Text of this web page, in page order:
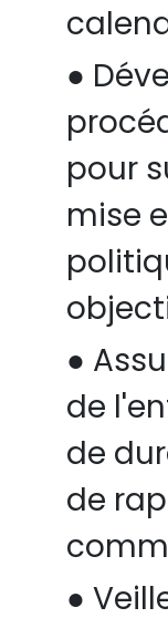
●
pour
mise
●
de
de
de
●